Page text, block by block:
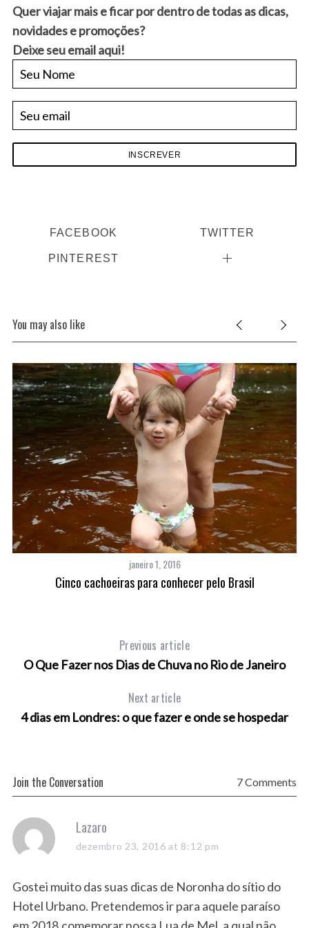
Quer viajar mais e ficar por dentro de todas as dicas,
novidades e promoções?
Deixe seu email aqui!
FACEBOOK TWITTER
PINTEREST
You may also like
janeiro 1, 2016
Cinco cachoeiras para conhecer pelo Brasil
Previous article
O Que Fazer nos Dias de Chuva no Rio de Janeiro
Next article
4 dias em Londres: o que fazer e onde se hospedar
Join the Conversation 7 Comments
s
a
s
:
Lazaro
dezembro 23, 2016 at 8:12 pm
Gostei muito das suas dicas de Noronha do sítio do
Hotel Urbano. Pretendemos ir para aquele paraíso